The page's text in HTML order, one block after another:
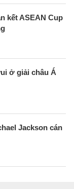
kết ASEAN Cup
ở giải châu Á
Jackson cán